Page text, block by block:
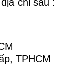
chỉ sau :
TPHCM